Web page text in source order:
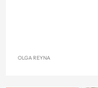
OLGA REYNA